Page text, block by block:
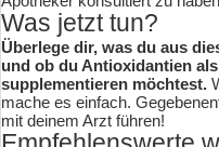
Was jetzt tun?
Überlege dir, was du aus
und ob du Antioxidantien
supplementieren möchtest.
mache es einfach.
mit deinem Arzt führen!